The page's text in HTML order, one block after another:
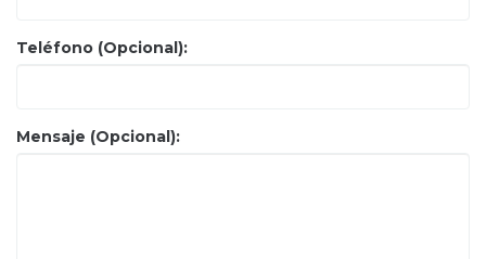
Teléfono (Opcional):
Mensaje (Opcional):